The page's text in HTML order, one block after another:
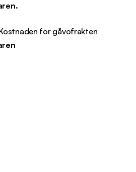
för gåvofrakten